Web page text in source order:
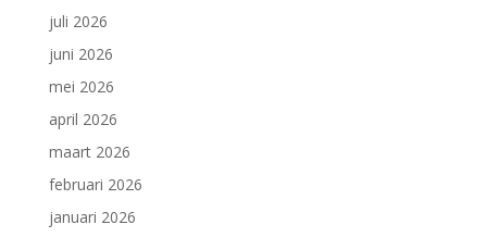
juli 2026
juni 2026
mei 2026
april 2026
maart 2026
februari 2026
januari 2026